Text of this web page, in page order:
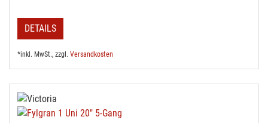
DETAILS
*inkl. MwSt., zzgl. Versandkosten